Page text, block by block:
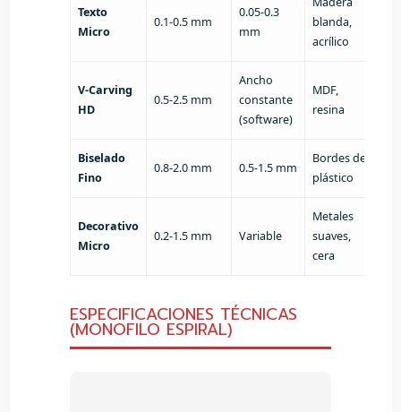
Texto
Micro
0.1-0.5 mm
0.05-0.3
mm
blanda,
acrílico
V-Carving
HD
0.5-2.5 mm
Ancho
constante
(software)
MDF,
resina
Biselado
Fino
0.8-2.0 mm 0.5-1.5 mm
Bordes de
plástico
Decorativo
Micro
0.2-1.5 mm Variable
Metales
suaves,
cera
ESPECIFICACIONES TÉCNICAS
(MONOFILO ESPIRAL)